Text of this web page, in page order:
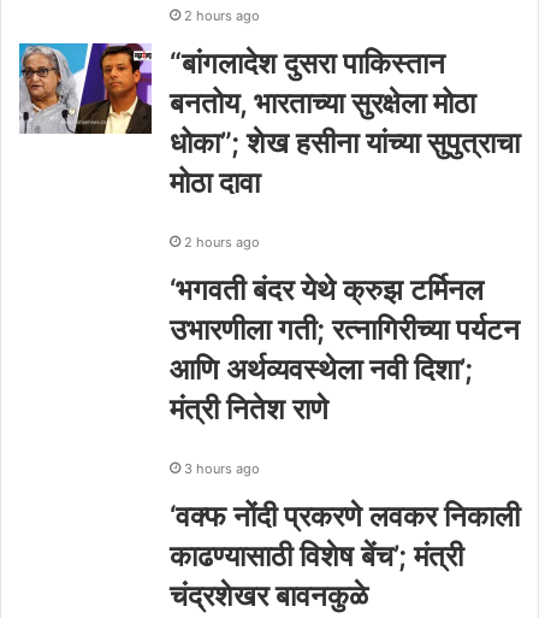
2 hours ago
“बांगलादेश दुसरा पाकिस्तान
बनतोय, भारताच्या सुरक्षेला मोठा
धोका”; शेख हसीना यांच्या सुपुत्राचा
मोठा दावा
2 hours ago
‘भगवती बंदर येथे क्रुझ टर्मिनल
उभारणीला गती; रत्नागिरीच्या पर्यटन
आणि अर्थव्यवस्थेला नवी दिशा’;
मंत्री नितेश राणे
3 hours ago
‘वक्फ नोंदी प्रकरणे लवकर निकाली
काढण्यासाठी विशेष बेंच’; मंत्री
चंद्रशेखर बावनकुळे